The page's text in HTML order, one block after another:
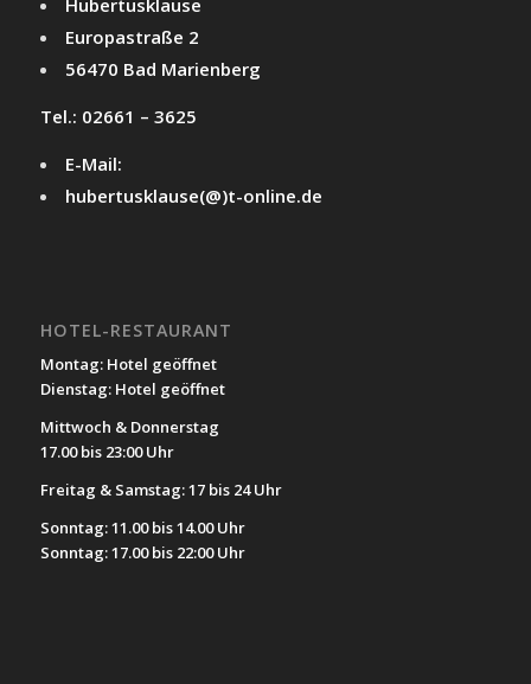
Hubertusklause
Europastraße 2
56470 Bad Marienberg
Tel.: 02661 – 3625
E-Mail:
hubertusklause(@)t-online.de
HOTEL-RESTAURANT
Montag: Hotel geöffnet
Dienstag: Hotel geöffnet
Mittwoch & Donnerstag
17.00 bis 23:00 Uhr
Freitag & Samstag: 17 bis 24 Uhr
Sonntag: 11.00 bis 14.00 Uhr
Sonntag: 17.00 bis 22:00 Uhr